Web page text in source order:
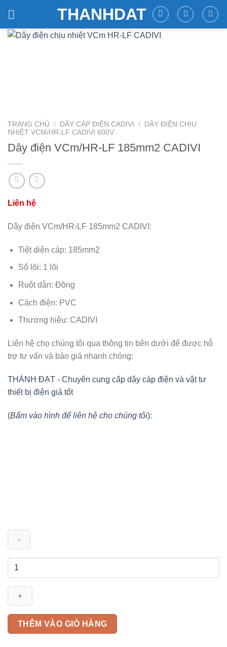
content
THANHDAT
TRANG CHỦ / DÂY CÁP ĐIỆN CADIVI /
DÂY ĐIỆN CHỊU
NHIỆT VCM/HR-LF CADIVI 600V
Dây điện VCm/HR-LF 185mm2 CADIVI
Dây điện VCm/HR-LF 185mm2 CADIVI:
Tiết diện cáp: 185mm2
Số lõi: 1 lõi
Ruột dẫn: Đồng
Cách điện: PVC
Thương hiệu: CADIVI
Liên hệ cho chúng tôi qua thông tin bên dưới để được hỗ
trợ tư vấn và báo giá nhanh chóng:
THÀNH ĐẠT - Chuyên cung cấp dây cáp điện và vật tư
thiết bị điện giá tốt
(Bấm vào hình để liên hệ cho chúng tôi):
Dây
VCm/HR-
CADIVI
số
THÊM VÀO GIỎ HÀNG